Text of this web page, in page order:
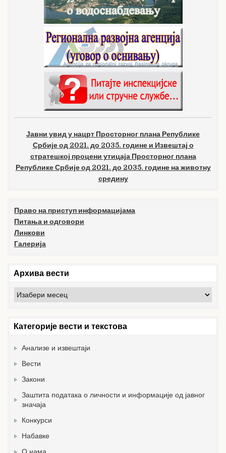
Јавни увид у нацрт Просторног плана Републике
Србије од 2021. до 2035. године и Извештај о
стратешкој процени утицаја Просторног плана
Републике Србије од 2021. до 2035. године на животну
средину
Право на приступ информацијама
Питања и одговори
Линкови
Галерија
Архива вести
Архива
вести
Категорије вести и текстова
Анализе и извештаји
Вести
Закони
Заштита података о личности и информације од јавног
значаја
Конкурси
Набавке
О нама